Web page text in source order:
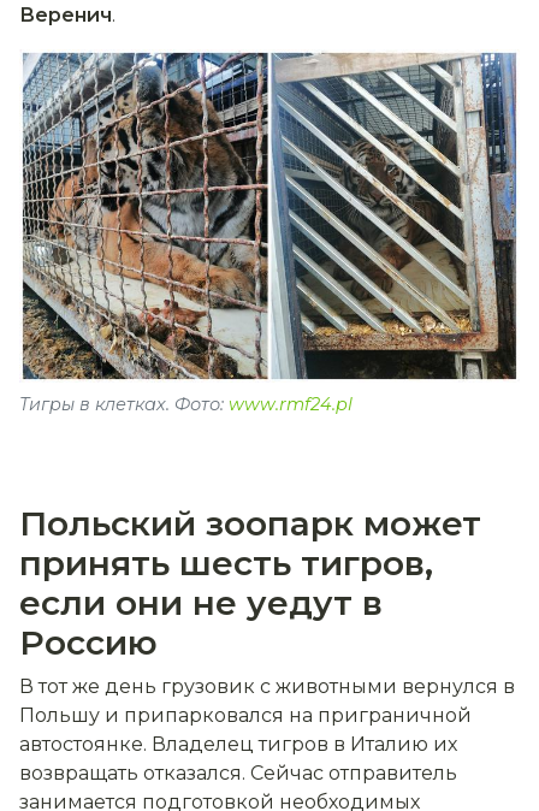
Веренич.
Тигры в клетках. Фото: www.rmf24.pl
Польский зоопарк может
принять шесть тигров,
если они не уедут в
Россию
В тот же день грузовик с животными вернулся в
Польшу и припарковался на приграничной
автостоянке. Владелец тигров в Италию их
возвращать отказался. Сейчас отправитель
занимается подготовкой необходимых